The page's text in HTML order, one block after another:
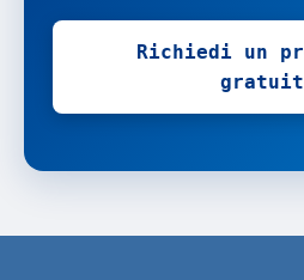
Richiedi un